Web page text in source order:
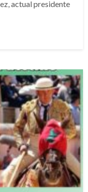
actual presidente